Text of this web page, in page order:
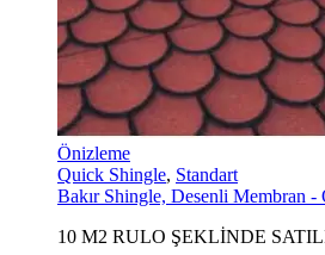
Önizleme
Quick Shingle, Standart
Bakır Shingle, Desenli Membran -
10 M2 RULO ŞEKLİNDE